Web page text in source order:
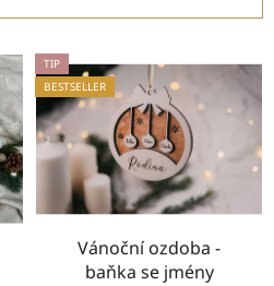
TIP
BESTSELLER
Vánoční ozdoba -
baňka se jmény